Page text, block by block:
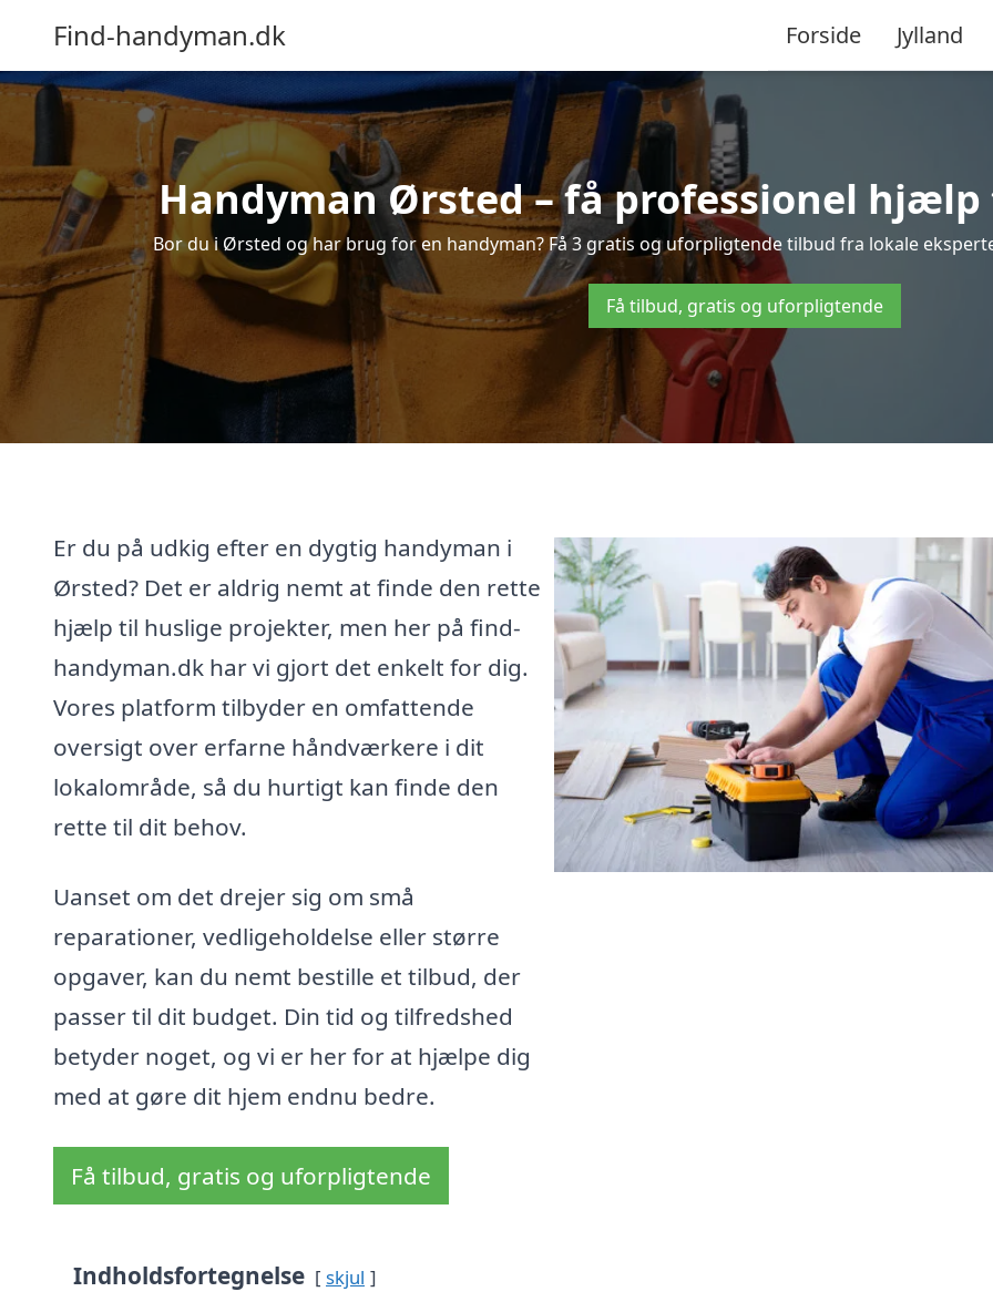
Find-handyman.dk Forside Jylland
Handyman Ørsted – få professionel
Bor du i Ørsted og har brug for en handyman? Få 3 gratis og uforpligtende tilbud fra lokale
Få tilbud, gratis og uforpligtende
Er du på udkig efter en dygtig handyman i
Ørsted? Det er aldrig nemt at finde den rette
hjælp til huslige projekter, men her på find-
handyman.dk har vi gjort det enkelt for dig.
Vores platform tilbyder en omfattende
oversigt over erfarne håndværkere i dit
lokalområde, så du hurtigt kan finde den
rette til dit behov.
Uanset om det drejer sig om små
reparationer, vedligeholdelse eller større
opgaver, kan du nemt bestille et tilbud, der
passer til dit budget. Din tid og tilfredshed
betyder noget, og vi er her for at hjælpe dig
med at gøre dit hjem endnu bedre.
Få tilbud, gratis og uforpligtende
Indholdsfortegnelse skjul